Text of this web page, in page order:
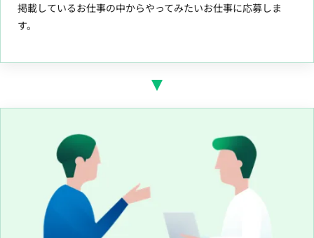
掲載しているお仕事の中からやってみたいお仕事に応募しま
す。